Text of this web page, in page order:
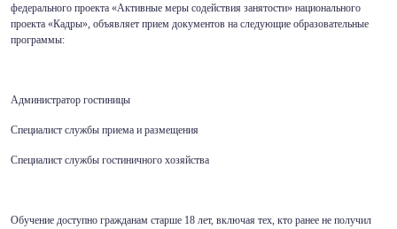
федерального проекта «Активные меры содействия занятости» национального
проекта «Кадры», объявляет прием документов на следующие образовательные
программы:
Администратор гостиницы
Специалист службы приема и размещения
Специалист службы гостиничного хозяйства
Обучение доступно гражданам старше 18 лет, включая тех, кто ранее не получил